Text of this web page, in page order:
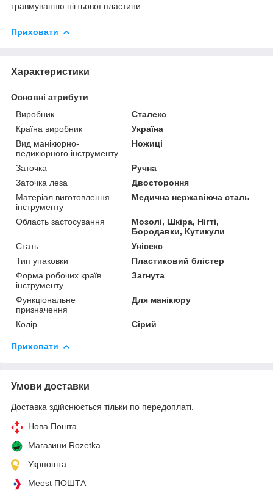
травмуванню нігтьової пластини.
Приховати
Характеристики
Основні атрибути
Виробник
Сталекс
Країна виробник
Україна
Вид манікюрно-
педикюрного інструменту
Ножиці
Заточка
Ручна
Заточка леза
Двостороння
Матеріал виготовлення
інструменту
Медична нержавіюча сталь
Область застосування
Мозолі, Шкіра, Нігті,
Бородавки, Кутикули
Стать
Унісекс
Тип упаковки
Пластиковий блістер
Форма робочих країв
інструменту
Загнута
Функціональне
призначення
Для манікюру
Колір Сірий
Приховати
Умови доставки
Доставка здійснюється тільки по передоплаті.
Нова Пошта
Магазини Rozetka
Укрпошта
Meest ПОШТА